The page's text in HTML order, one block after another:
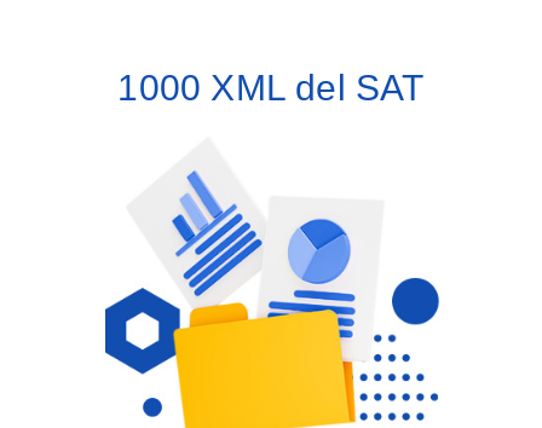
1000 XML del SAT
Obtén 1000 descargas de archivos XML del SAT